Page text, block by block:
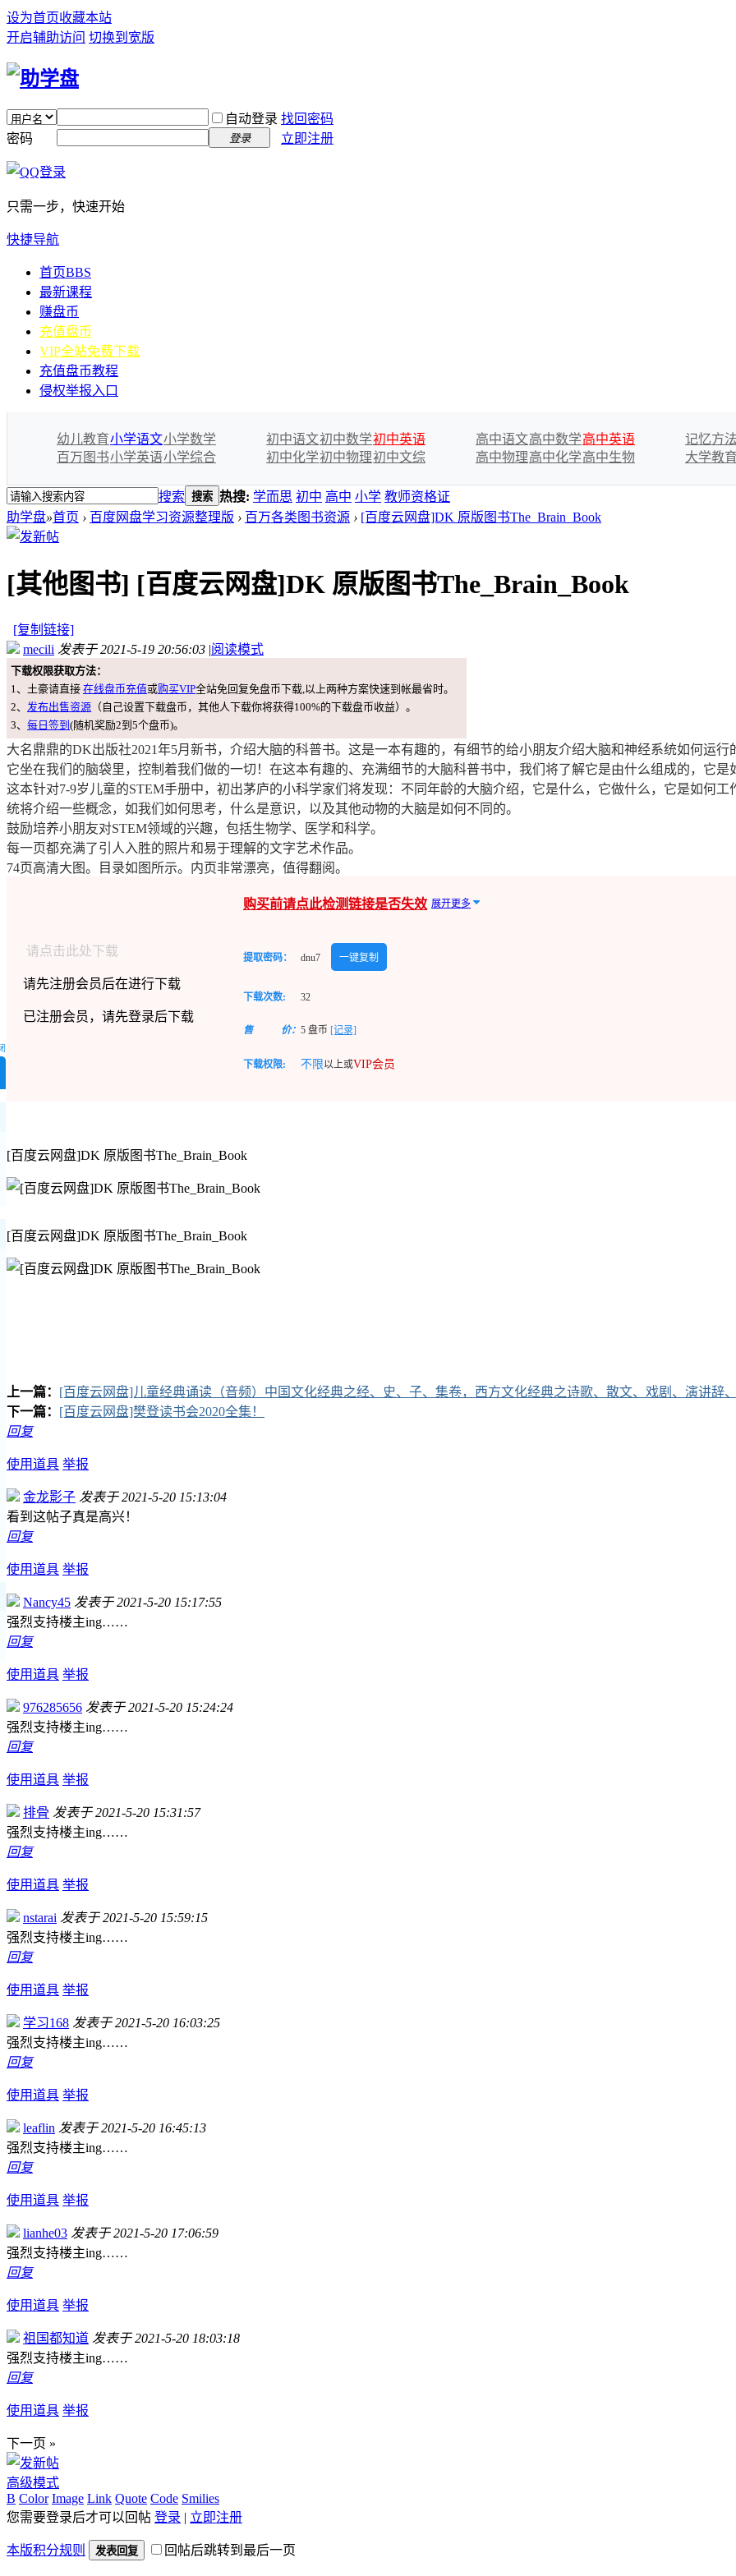
设为首页收藏本站
开启辅助访问 切换到宽版
自动登录 找回密码
密码
登录 立即注册
只需一步，快速开始
快捷导航
首页BBS
最新课程
赚盘币
充值盘币
VIP全站免费下载
充值盘币教程
侵权举报入口
幼儿教育小学语文小学数学
百万图书小学英语小学综合
初中语文初中数学初中英语
初中化学初中物理初中文综
高中语文高中数学高中英语
高中物理高中化学高中生物
记忆方法
大学教育
搜索 搜索 热搜: 学而思 初中 高中 小学 教师资格证
助学盘»首页 › 百度网盘学习资源整理版 › 百万各类图书资源 › [百度云网盘]DK 原版图书The_Brain_Book
[其他图书] [百度云网盘]DK 原版图书The_Brain_Book
[复制链接]
mecili 发表于 2021-5-19 20:56:03 |阅读模式
下载权限获取方法：
1、土豪请直接 在线盘币充值或购买VIP全站免回复免盘币下载,以上两种方案快速到帐最省时。
2、 发布出售资源 （自己设置下载盘币，其他人下载你将获得100%的下载盘币收益）。
3、 每日签到 (随机奖励2到5个盘币)。
大名鼎鼎的DK出版社2021年5月新书，介绍大脑的科普书。这是一本有趣的，有细节的给小朋友介绍大脑和神经系统如何运
它坐在我们的脑袋里，控制着我们做的一切！在这本有趣的、充满细节的大脑科普书中，我们将了解它是由什么组成的，它是
这本针对7-9岁儿童的STEM手册中，初出茅庐的小科学家们将发现：不同年龄的大脑介绍，它是什么，它做什么，它是如何
统将介绍一些概念，如我们如何思考，什么是意识，以及其他动物的大脑是如何不同的。
鼓励培养小朋友对STEM领域的兴趣，包括生物学、医学和科学。
每一页都充满了引人入胜的照片和易于理解的文字艺术作品。
74页高清大图。目录如图所示。内页非常漂亮，值得翻阅。
请点击此处下载
请先注册会员后在进行下载
已注册会员，请先登录后下载
购买前请点此检测链接是否失效 展开更多
提取密码： dnu7 一键复制
下载次数: 32
售 价： 5 盘币 [记录]
下载权限: 不限以上或VIP会员
[百度云网盘]DK 原版图书The_Brain_Book
[百度云网盘]DK 原版图书The_Brain_Book
上一篇： [百度云网盘]儿童经典诵读（音频）中国文化经典之经、史、子、集卷，西方文化经典之诗歌、散文、戏剧、演讲辞
下一篇： [百度云网盘]樊登读书会2020全集！
回复
使用道具 举报
金龙影子 发表于 2021-5-20 15:13:04
看到这帖子真是高兴！
回复
使用道具 举报
Nancy45 发表于 2021-5-20 15:17:55
强烈支持楼主ing……
回复
使用道具 举报
976285656 发表于 2021-5-20 15:24:24
强烈支持楼主ing……
回复
使用道具 举报
排骨 发表于 2021-5-20 15:31:57
强烈支持楼主ing……
回复
使用道具 举报
nstarai 发表于 2021-5-20 15:59:15
强烈支持楼主ing……
回复
使用道具 举报
学习168 发表于 2021-5-20 16:03:25
强烈支持楼主ing……
回复
使用道具 举报
leaflin 发表于 2021-5-20 16:45:13
强烈支持楼主ing……
回复
使用道具 举报
lianhe03 发表于 2021-5-20 17:06:59
强烈支持楼主ing……
回复
使用道具 举报
祖国都知道 发表于 2021-5-20 18:03:18
强烈支持楼主ing……
回复
使用道具 举报
下一页 »
高级模式
B Color Image Link Quote Code Smilies
您需要登录后才可以回帖 登录 | 立即注册
本版积分规则 发表回复 回帖后跳转到最后一页